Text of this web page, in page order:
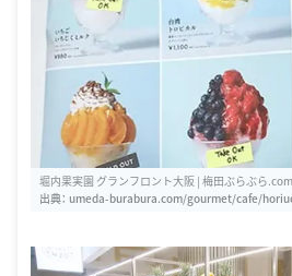
堀内果実園 グランフロント大阪 | 梅田ぶらぶら.com
出典： umeda-burabura.com/gourmet/cafe/